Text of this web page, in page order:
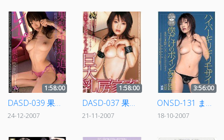
1:58:00
DASD-039 果梨を引退に追い込んだレイプ
24-12-2007
1:58:00
DASD-037 果梨はグラビアアイドル兼巨大乳房家畜
21-11-2007
3:56:00
ONSD-131 まるごと4時間×ギリギリモザイク ハイパーギリギリモザイク 僕だけのボイン保育園 果梨
18-10-2007